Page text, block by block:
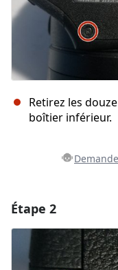
Retirez les
boîtier inférieur.
Ajouter un
Étape 2